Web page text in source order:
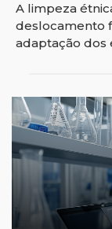
A limpeza
deslocamento
adaptação dos